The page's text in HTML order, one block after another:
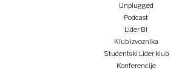
Unplugged
Podcast
Lider BI
Klub izvoznika
Studentski Lider klub
Konferencije